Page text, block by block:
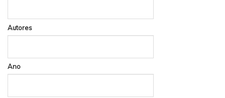
Autores
Ano